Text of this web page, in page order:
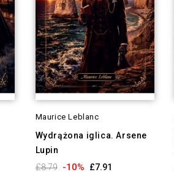
Maurice Leblanc
Wydrążona iglica. Arsene
Lupin
£8.79 -10% £7.91